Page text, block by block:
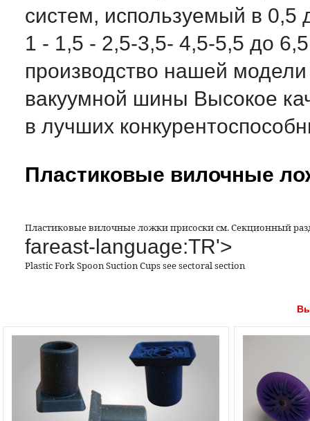
систем, используемый в 0,5
1 - 1,5 - 2,5-3,5- 4,5-5,5 до
производство нашей
вакуумной шины Высокое
в лучших
Пластиковые вилочные
Пластиковые вилочные ложки присоски см. Секционный
fareast-language:TR'>
Plastic Fork Spoon Suction Cups see sectoral section